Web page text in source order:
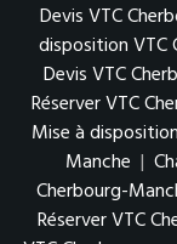
Devis VTC
disposition VTC
Devis VTC
Réserver VTC
Mise à
Manche |
Cherbourg-
Réserver VTC